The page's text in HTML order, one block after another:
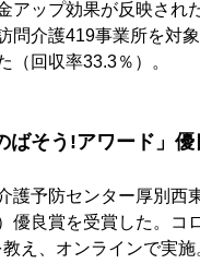
アップ効果が反映され
問介護419事業所を対
（回収率33.3％）。
ばそう!アワード」
予防センター厚別西
優良賞を受賞した。コ
え、オンラインで実